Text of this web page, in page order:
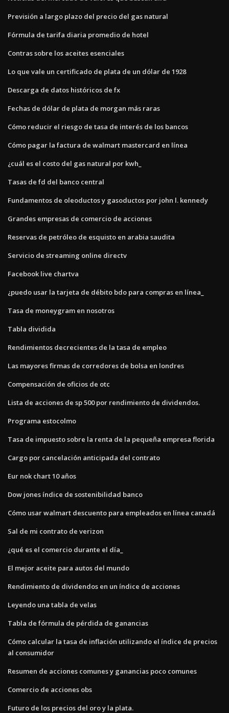
Previsión a largo plazo del precio del gas natural
Fórmula de tarifa diaria promedio de hotel
Contras sobre los aceites esenciales
Lo que vale un certificado de plata de un dólar de 1928
Descarga de datos históricos de fx
Fechas de dólar de plata de morgan más raras
Cómo reducir el riesgo de tasa de interés de los bancos
Cómo pagar la factura de walmart mastercard en línea
¿cuál es el costo del gas natural por kwh_
Tasas de fd del banco central
Fundamentos de oleoductos y gasoductos por john l. kennedy
Grandes empresas de comercio de acciones
Reservas de petróleo de esquisto en arabia saudita
Servicio de streaming online directv
Facebook live chartva
¿puedo usar la tarjeta de débito bdo para compras en línea_
Tasa de moneygram en nosotros
Tabla dividida
Rendimientos decrecientes de la tasa de empleo
Las mayores firmas de corredores de bolsa en londres
Compensación de oficios de otc
Lista de acciones de sp 500 por rendimiento de dividendos.
Programa estocolmo
Tasa de impuesto sobre la renta de la pequeña empresa florida
Cargo por cancelación anticipada del contrato
Eur nok chart 10 años
Dow jones índice de sostenibilidad banco
Cómo usar walmart descuento para empleados en línea canadá
Sal de mi contrato de verizon
¿qué es el comercio durante el día_
El mejor aceite para autos del mundo
Rendimiento de dividendos en un índice de acciones
Leyendo una tabla de velas
Tabla de fórmula de pérdida de ganancias
Cómo calcular la tasa de inflación utilizando el índice de precios
al consumidor
Resumen de acciones comunes y ganancias poco comunes
Comercio de acciones obs
Futuro de los precios del oro y la plata.